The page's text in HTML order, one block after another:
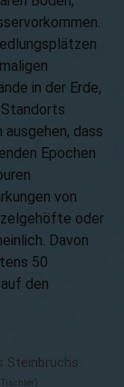
in der Erde,
ausgehen, dass
Epochen
von
oder
Davon
50
den
Steinbruchs.